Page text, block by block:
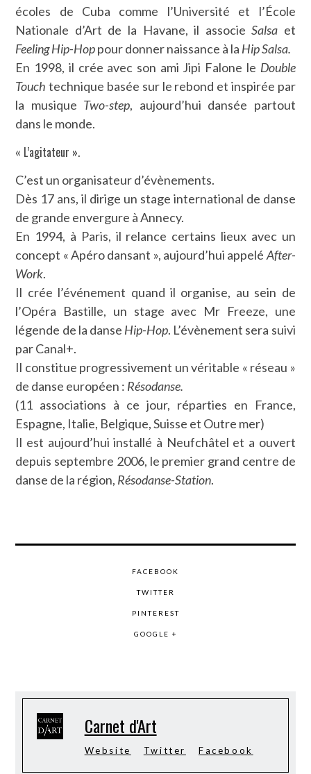
écoles de Cuba comme l’Université et l’École
Nationale d’Art de la Havane, il associeSalsa et
Feeling Hip-Hoppour donner naissance à la Hip Salsa.
En 1998, il crée avec son ami Jipi Falone le Double
Touchtechnique basée sur le rebond et inspirée par
la musique Two-step, aujourd’hui dansée partout
dans le monde.
« L’agitateur ».
C’est un organisateur d’évènements.
Dès 17 ans, il dirige un stage international de danse
de grande envergure à Annecy.
En 1994, à Paris, il relance certains lieux avec un
concept « Apéro dansant », aujourd’hui appelé After-
Work.
Il crée l’événement quand il organise, au sein de
l’Opéra Bastille, un stage avec Mr Freeze, une
légende de la danse Hip-Hop. L’évènement sera suivi
par Canal+.
Il constitue progressivement un véritable « réseau »
de danse européen : Résodanse.
(11 associations à ce jour, réparties en France,
Espagne, Italie, Belgique, Suisse et Outre mer)
Il est aujourd’hui installé à Neufchâtel et a ouvert
depuis septembre 2006, le premier grand centre de
danse de la région, Résodanse-Station.
FACEBOOK
TWITTER
PINTEREST
GOOGLE +
Carnet d'Art
Website Twitter Facebook